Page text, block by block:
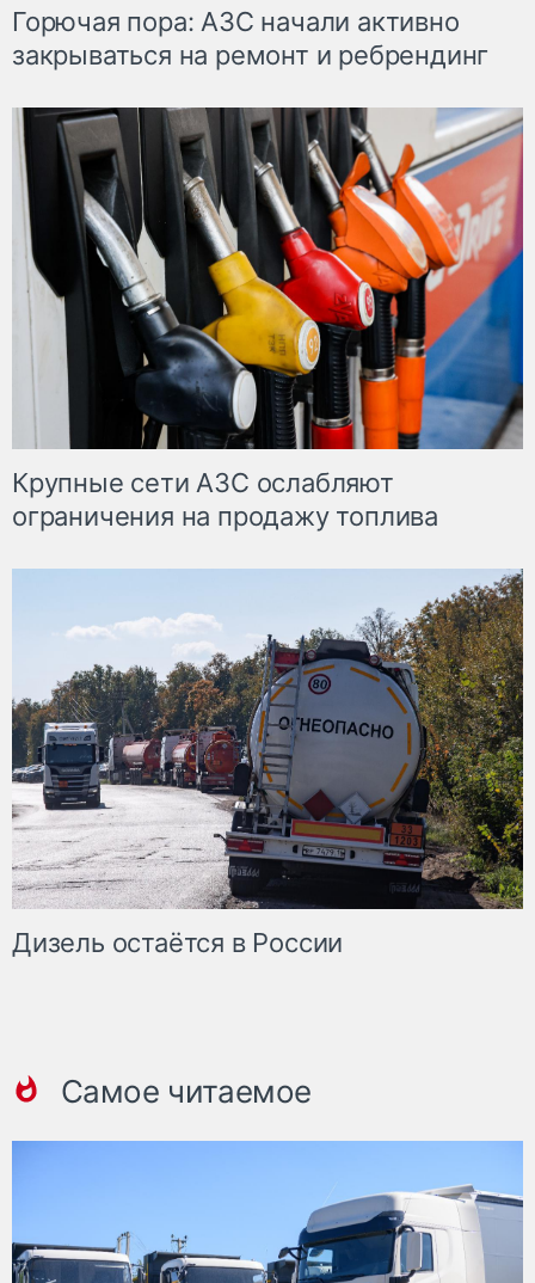
Горючая пора: АЗС начали активно
закрываться на ремонт и ребрендинг
Крупные сети АЗС ослабляют
ограничения на продажу топлива
Дизель остаётся в России
Самое читаемое